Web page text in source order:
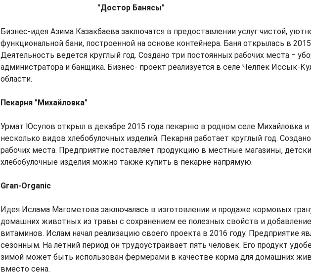
"Достор Банясы"
Бизнес-идея Азима Казакбаева заключатся в предоставлении услуг чистой,
функциональной бани, построенной на основе контейнера. Баня открылась в 2015
Деятельность ведется круглый год. Создано три постоянных рабочих места ‒
администратора и банщика. Бизнес- проект реализуется в селе Челпек Иссык-
области.
Пекарня "Михайловка"
Урмат Юсупов открыл в декабре 2015 года пекарню в родном селе Михайловка и
несколько видов хлебобулочных изделий. Пекарня работает круглый год.
рабочих места. Предприятие поставляет продукцию в местные магазины,
хлебобулочные изделия можно также купить в пекарне напрямую.
Gran-Organic
Идея Ислама Магометова заключалась в изготовлении и продаже кормовых
домашних животных из травы с сохранением ее полезных свойств и
витаминов. Ислам начал реализацию своего проекта в 2016 году. Предприятие
сезонным. На летний период он трудоустраивает пять человек. Его продукт
зимой может быть использован фермерами в качестве корма для домашних
вместо сена.